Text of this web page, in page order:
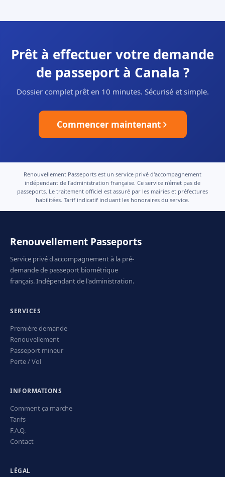
Prêt à effectuer votre demande
de passeport à Canala ?
Dossier complet prêt en 10 minutes. Sécurisé et simple.
Commencer maintenant
Renouvellement Passeports est un service privé d'accompagnement
indépendant de l'administration française. Ce service n'émet pas de
passeports. Le traitement officiel est assuré par les mairies et préfectures
habilitées. Tarif indicatif incluant les honoraires du service.
Renouvellement Passeports
Service privé d'accompagnement à la pré-
demande de passeport biométrique
français. Indépendant de l'administration.
SERVICES
Première demande
Renouvellement
Passeport mineur
Perte / Vol
INFORMATIONS
Comment ça marche
Tarifs
F.A.Q.
Contact
LÉGAL